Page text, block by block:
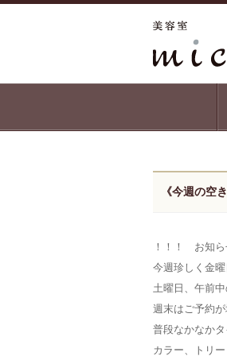
《今週の空
！！！ お知
今週珍しく金曜
土曜日、午前
週末はご予約が
普段なかなか
カラー、トリ